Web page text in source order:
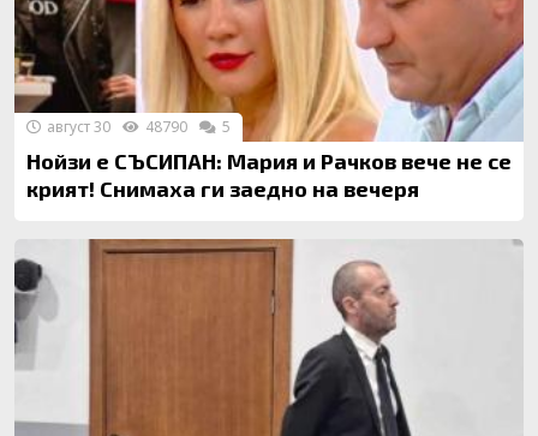
Нойзи е СЪСИПАН: Мария и Рачков вече не се
крият! Снимаха ги заедно на вечеря
август 30 48790 5